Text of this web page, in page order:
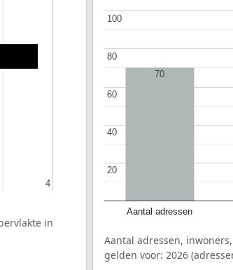
4
4
in
Aantal adressen
20
20
40
40
60
60
80
80
100
100
70
Aantal adressen,
gelden voor: 2026